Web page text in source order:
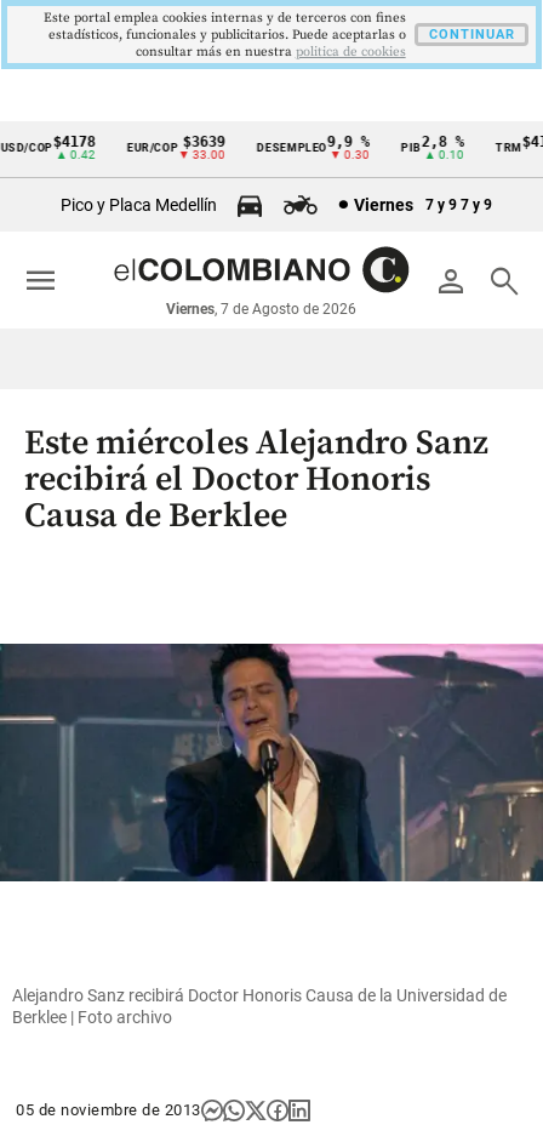
Cintillo
económicos
Colombia
COP$4178
▲ 0.42
EUR/COP $3639
▼ 33.00
DESEMPLEO 9,9 %
▼ 0.30
PIB2,8 %
▲ 0.10
TRM
Pico y Placa Medellín Viernes 7 y 9 7 y 9
person search
Viernes, 7 de Agosto de 2026
menu
Este miércoles Alejandro Sanz
recibirá el Doctor Honoris
Causa de Berklee
Alejandro Sanz recibirá Doctor Honoris Causa de la Universidad de
Berklee | Foto archivo
05 de noviembre de 2013
Este portal emplea cookies internas y de terceros con fines
estadísticos, funcionales y publicitarios. Puede aceptarlas o
consultar más en nuestra politica de cookies
CONTINUAR